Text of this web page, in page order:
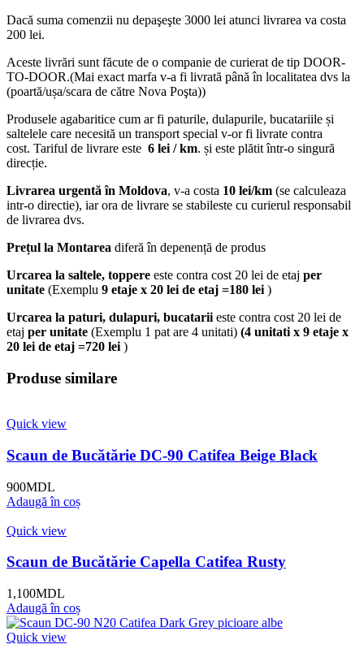
Dacă suma comenzii nu depaşeşte 3000 lei atunci livrarea va costa
200 lei.
Aceste livrări sunt făcute de o companie de curierat de tip DOOR-
TO-DOOR.(Mai exact marfa v-a fi livrată până în localitatea dvs la
(poartă/ușa/scara de către Nova Poşta))
Produsele agabaritice cum ar fi paturile, dulapurile, bucatariile și
saltelele care necesită un transport special v-or fi livrate contra
cost. Tariful de livrare este 6 lei / km. și este plătit într-o singură
direcție.
Livrarea urgentă în Moldova, v-a costa 10 lei/km (se calculeaza
intr-o directie), iar ora de livrare se stabileste cu curierul responsabil
de livrarea dvs.
Prețul la Montarea diferă în depenență de produs
Urcarea la saltele, toppere este contra cost 20 lei de etaj per
unitate (Exemplu 9 etaje x 20 lei de etaj =180 lei )
Urcarea la paturi, dulapuri, bucatarii este contra cost 20 lei de
etaj per unitate (Exemplu 1 pat are 4 unitati) (4 unitati x 9 etaje x
20 lei de etaj =720 lei )
Produse similare
Quick view
Scaun de Bucătărie DC-90 Catifea Beige Black
900MDL
Adaugă în coș
Quick view
Scaun de Bucătărie Capella Catifea Rusty
1,100MDL
Adaugă în coș
Quick view